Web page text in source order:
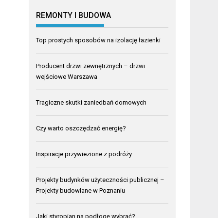
REMONTY I BUDOWA
Top prostych sposobów na izolację łazienki
Producent drzwi zewnętrznych – drzwi
wejściowe Warszawa
Tragiczne skutki zaniedbań domowych
Czy warto oszczędzać energię?
Inspiracje przywiezione z podróży
Projekty budynków użyteczności publicznej –
Projekty budowlane w Poznaniu
Jaki styropian na podłogę wybrać?